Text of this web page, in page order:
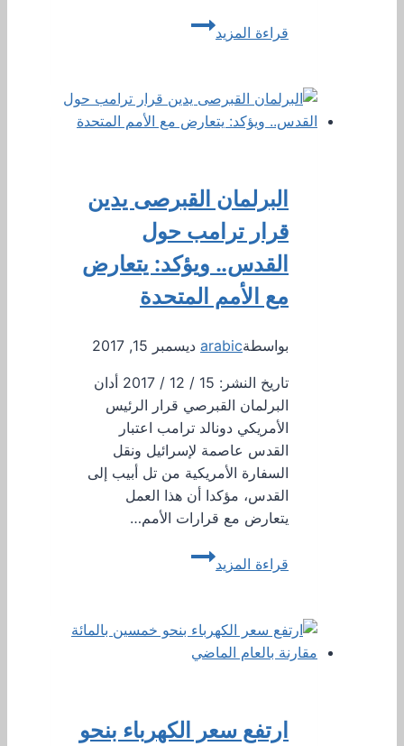
قراءة المزيد
تحتاج
فنادق
أكثر
من
البرلمان القبرصى يدين
قرار ترامب حول
القدس.. ويؤكد: يتعارض
مع الأمم المتحدة
بواسطةarabic ديسمبر 15, 2017
تاريخ النشر: 15 / 12 / 2017 أدان
البرلمان القبرصي قرار الرئيس
الأمريكي دونالد ترامب اعتبار
القدس عاصمة لإسرائيل ونقل
السفارة الأمريكية من تل أبيب إلى
القدس، مؤكدا أن هذا العمل
يتعارض مع قرارات الأمم…
قراءة المزيد
البرلمان
القبرصى
قرار
ترامب
حول
يتعارض
ارتفع سعر الكهرباء بنحو